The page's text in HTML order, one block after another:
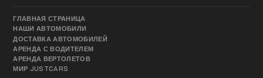
ГЛАВНАЯ СТРАНИЦА
НАШИ АВТОМОБИЛИ
ДОСТАВКА АВТОМОБИЛЕЙ
АРЕНДА С ВОДИТЕЛЕМ
АРЕНДА ВЕРТОЛЕТОВ
МИР JUSTCARS